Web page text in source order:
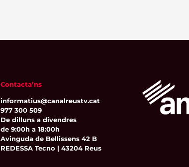
Contacta’ns
informatius@canalreustv.cat
977 300 509
De dilluns a divendres
de 9:00h a 18:00h
Avinguda de Bellissens 42 B
REDESSA Tecno | 43204 Reus